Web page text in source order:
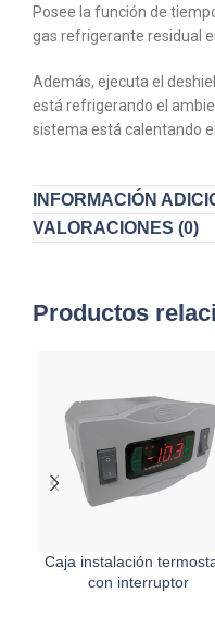
Posee la función de
gas refrigerante residual
Además, ejecuta el
está refrigerando el
sistema está calentando
INFORMACIÓN
VALORACIONES (0)
Productos
Caja instalación
con interruptor